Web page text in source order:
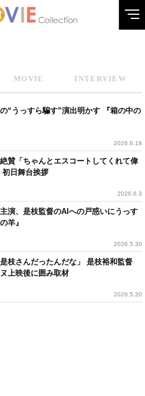
MOVIE INTERVIEW
“うっすら騙す”演出明かす 『箱の中の
2026.6.18
賛「ちゃんとエスコートしてくれて偉
初日舞台挨拶
2026.6.3
演、是枝監督のAIへの戸惑いにうっす
羊』
2026.5.30
枝さんだったんだな」 是枝裕和監督
上映後に囲み取材
2026.5.20